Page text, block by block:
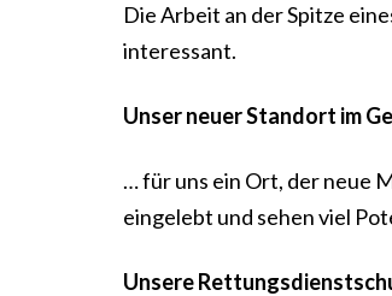
Die Arbeit an der Spitze
interessant.
Unser neuer Standort im
… für uns ein Ort, der neue
eingelebt und sehen viel
Unsere